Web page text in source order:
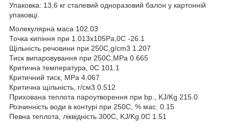
Упаковка: 13,6 кг сталевий одноразовий балон у картонній
упаковці.
Молекулярна маса 102.03
Точка кипіння при 1.013x105Pa,0C -26.1
Щільність речовини при 250C,g/cm3 1.207
Тиск випаровування при 250C,MPa 0.665
Критична температура, 0C 101.1
Критичний тиск, MPa 4.067
Критична щільність, г/см3 0.512
Прихована теплота пароутворення при bp., KJ/Kg 215.0
Розчинність води в контурі при 250C, % мас. 0.15
Певна теплота, ліквідність 300C, KJ/Kg.0C 1.51